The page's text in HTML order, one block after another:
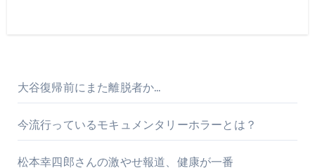
大谷復帰前にまた離脱者か…
今流行っているモキュメンタリーホラーとは？
松本幸四郎さんの激やせ報道、健康が一番